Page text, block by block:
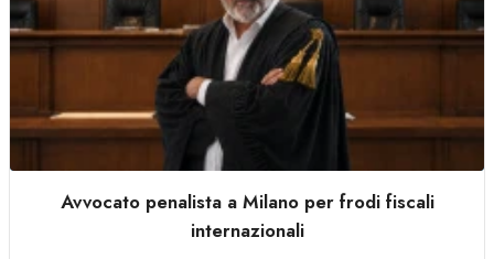
Avvocato penalista a Milano per frodi fiscali
internazionali